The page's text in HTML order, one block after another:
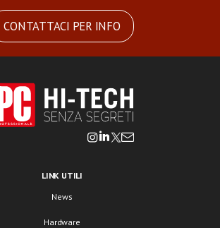
CONTATTACI PER INFO
LINK UTILI
News
Hardware